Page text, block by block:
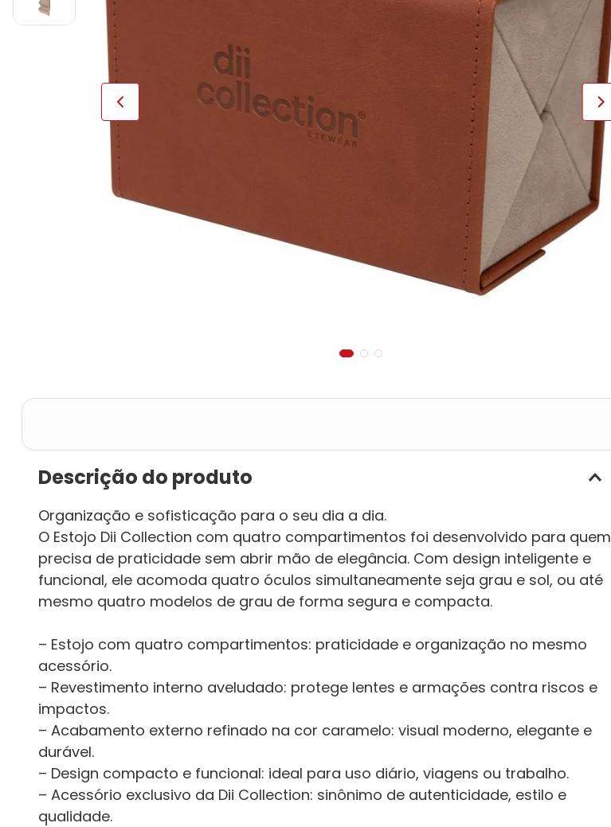
Descrição do produto
Organização e sofisticação para o seu dia a dia.
O Estojo Dii Collection com quatro compartimentos foi desenvolvido para quem
precisa de praticidade sem abrir mão de elegância. Com design inteligente e
funcional, ele acomoda quatro óculos simultaneamente seja grau e sol, ou até
mesmo quatro modelos de grau de forma segura e compacta.
– Estojo com quatro compartimentos: praticidade e organização no mesmo
acessório.
– Revestimento interno aveludado: protege lentes e armações contra riscos e
impactos.
– Acabamento externo refinado na cor caramelo: visual moderno, elegante e
durável.
– Design compacto e funcional: ideal para uso diário, viagens ou trabalho.
– Acessório exclusivo da Dii Collection: sinônimo de autenticidade, estilo e
qualidade.